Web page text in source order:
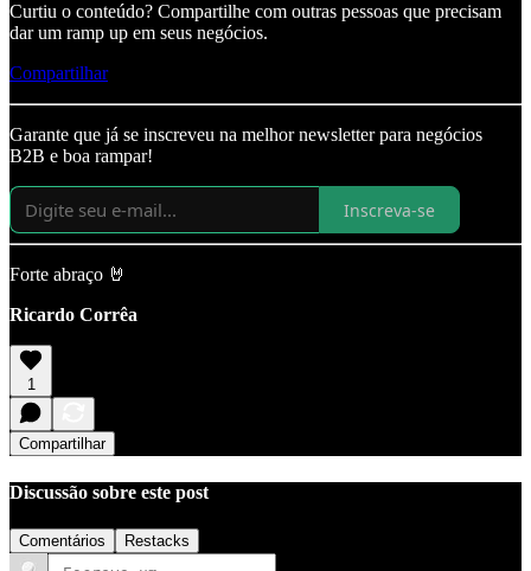
Curtiu o conteúdo? Compartilhe com outras pessoas que precisam
dar um ramp up em seus negócios.
Compartilhar
Garante que já se inscreveu na melhor newsletter para negócios
B2B e boa rampar!
Inscreva-se
Forte abraço 🤘
Ricardo Corrêa
1
Compartilhar
Discussão sobre este post
Comentários Restacks